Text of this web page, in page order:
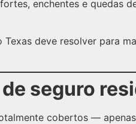
enchentes e quedas
deve resolver para
seguro
cobertos —